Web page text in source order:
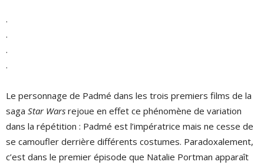
.
.
.
.
Le personnage de Padmé dans les trois premiers films de la
saga Star Wars rejoue en effet ce phénomène de variation
dans la répétition : Padmé est l’impératrice mais ne cesse de
se camoufler derrière différents costumes. Paradoxalement,
c’est dans le premier épisode que Natalie Portman apparaît